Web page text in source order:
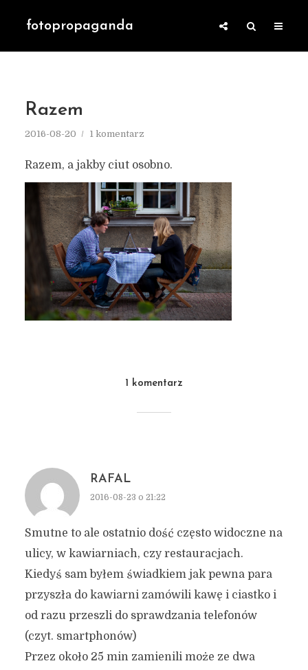
fotopropaganda
Razem
2016-08-20 1 komentarz
Razem, a jakby ciut osobno.
1 komentarz
RAFAL
2016-08-23 o 21:22
Smutne to ale ostatnio dość często widoczne na
ulicy, w kawiarniach, czy restauracjach.
Kiedyś sam byłem świadkiem jak pewna para
przyszła do kawiarni zamówili kawę i ciastko i
od razu przeszli do sprawdzania telefonów
(czyt. smartphonów)
Przez około 25 min zamienili może ze dwa